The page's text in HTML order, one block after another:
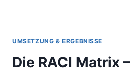
UMSETZUNG & ERGEBNISSE
Die RACI Matrix –